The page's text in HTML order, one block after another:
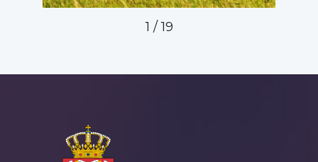
1 / 19